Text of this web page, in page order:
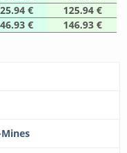
€
125.94 €
€ 146.93 €